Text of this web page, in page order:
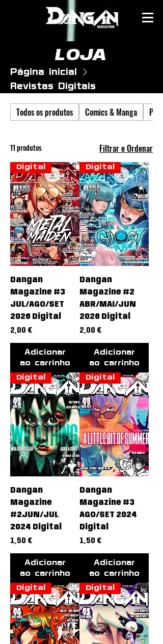
LOJA
Página inicial
Revistas Digitais
Todos os produtos Comics & Manga
11 produtos Filtrar e Ordenar
Digital
Dangan
Magazine #3
JUL/AGO/SET
2026 Digital
Preço
2,00 €
Adicionar
ao carrinho
Digital
Dangan
Magazine #2
ABR/MAI/JUN
2026 Digital
Preço
2,00 €
Adicionar
ao carrinho
Digital
Dangan
Magazine
#2JUN/JUL
2024 Digital
Preço
1,50 €
Adicionar
ao carrinho
Digital
Dangan
Magazine #3
AGO/SET 2024
Digital
Preço
1,50 €
Adicionar
ao carrinho
Digital Digital